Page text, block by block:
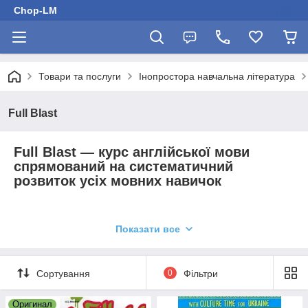
Chop-LM
Товари та послуги Інопростора навчальна література
Full Blast
Full Blast — курс англійської мови
спрямований на систематичний
розвиток усіх мовних навичок
MM Publications
Курс Full Blast має дозвіл Міністерства освіти та науки
Показати все
Сортування 0 Фільтри
Оригинал